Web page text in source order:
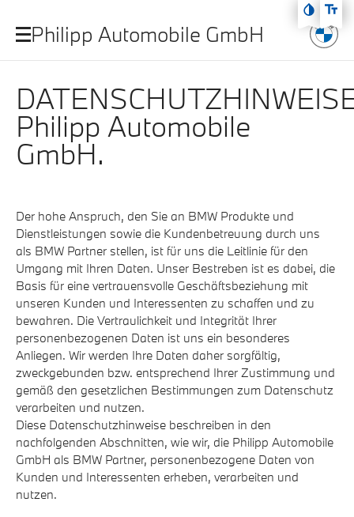
Zum Hauptmenü
Zum Inhalt
Philipp Automobile GmbH
Philipp Automobile
GmbH.
Der hohe Anspruch, den Sie an BMW Produkte und
Dienstleistungen sowie die Kundenbetreuung durch uns
als BMW Partner stellen, ist für uns die Leitlinie für den
Umgang mit Ihren Daten. Unser Bestreben ist es dabei, die
Basis für eine vertrauensvolle Geschäftsbeziehung mit
unseren Kunden und Interessenten zu schaffen und zu
bewahren. Die Vertraulichkeit und Integrität Ihrer
personenbezogenen Daten ist uns ein besonderes
Anliegen. Wir werden Ihre Daten daher sorgfältig,
zweckgebunden bzw. entsprechend Ihrer Zustimmung und
gemäß den gesetzlichen Bestimmungen zum Datenschutz
verarbeiten und nutzen.
Diese Datenschutzhinweise beschreiben in den
nachfolgenden Abschnitten, wie wir, die Philipp Automobile
GmbH als BMW Partner, personenbezogene Daten von
Kunden und Interessenten erheben, verarbeiten und
nutzen.